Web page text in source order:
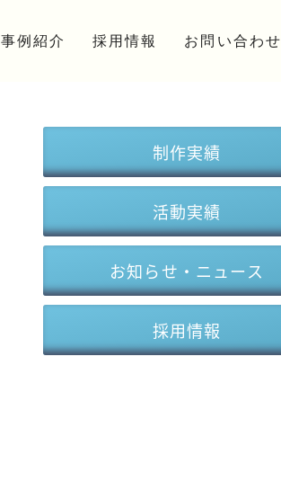
事例紹介 採用情報 お問い合わせ
制作実績
活動実績
お知らせ・ニュース
採用情報